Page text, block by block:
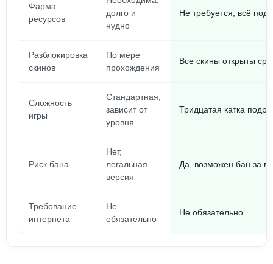
Фарма
ресурсов
долго и
нудно
Не требуется, всё под
Разблокировка
скинов
По мере
прохождения
Все скины открыты
Сложность
игры
Стандартная,
зависит от
уровня
Тридцатая катка
Риск бана
Нет,
легальная
версия
Да, возможен бан за
Требование
интернета
Не
обязательно
Не обязательно